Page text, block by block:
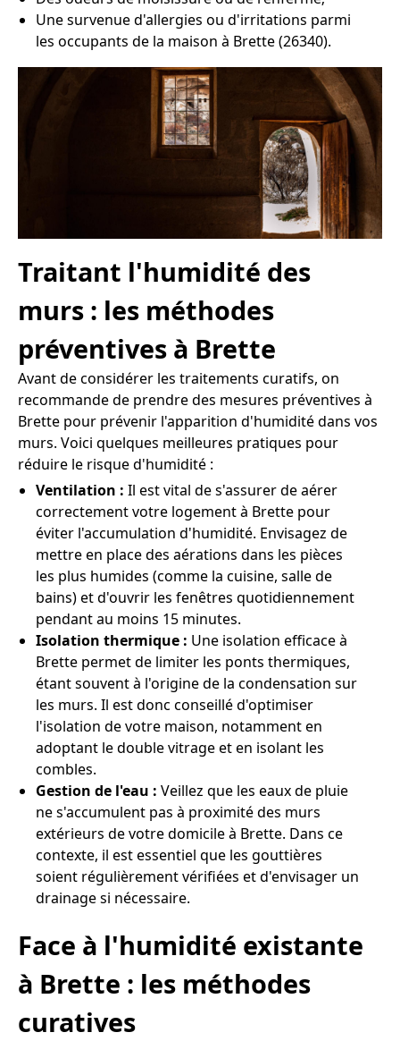
Une survenue d'allergies ou d'irritations parmi
les occupants de la maison à Brette (26340).
Traitant l'humidité des
murs : les méthodes
préventives à Brette
Avant de considérer les traitements curatifs, on
recommande de prendre des mesures préventives à
Brette pour prévenir l'apparition d'humidité dans vos
murs. Voici quelques meilleures pratiques pour
réduire le risque d'humidité :
Ventilation : Il est vital de s'assurer de aérer
correctement votre logement à Brette pour
éviter l'accumulation d'humidité. Envisagez de
mettre en place des aérations dans les pièces
les plus humides (comme la cuisine, salle de
bains) et d'ouvrir les fenêtres quotidiennement
pendant au moins 15 minutes.
Isolation thermique : Une isolation efficace à
Brette permet de limiter les ponts thermiques,
étant souvent à l'origine de la condensation sur
les murs. Il est donc conseillé d'optimiser
l'isolation de votre maison, notamment en
adoptant le double vitrage et en isolant les
combles.
Gestion de l'eau : Veillez que les eaux de pluie
ne s'accumulent pas à proximité des murs
extérieurs de votre domicile à Brette. Dans ce
contexte, il est essentiel que les gouttières
soient régulièrement vérifiées et d'envisager un
drainage si nécessaire.
Face à l'humidité existante
à Brette : les méthodes
curatives